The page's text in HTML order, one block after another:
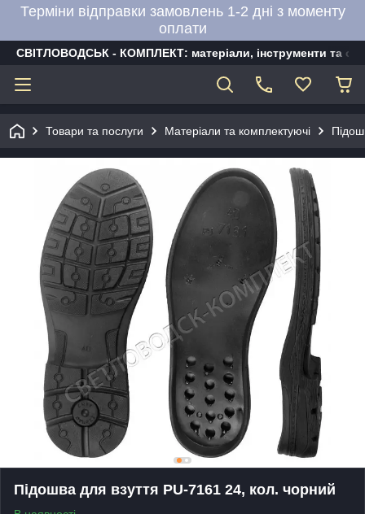
Терміни відправки замовлень 1-2 дні з моменту
оплати
СВІТЛОВОДСЬК - КОМПЛЕКТ: матеріали, інструменти та
Товари та послуги Матеріали та комплектуючі
Підошва для взуття PU-7161 24, кол. чорний